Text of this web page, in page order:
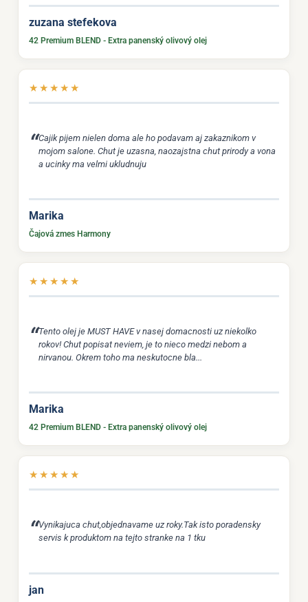
zuzana stefekova
42 Premium BLEND - Extra panenský olivový olej
★ ★ ★ ★ ★
Cajik pijem nielen doma ale ho podavam aj zakaznikom v
mojom salone. Chut je uzasna, naozajstna chut prirody a vona
a ucinky ma velmi ukludnuju
Marika
Čajová zmes Harmony
★ ★ ★ ★ ★
Tento olej je MUST HAVE v nasej domacnosti uz niekolko
rokov! Chut popisat neviem, je to nieco medzi nebom a
nirvanou. Okrem toho ma neskutocne bla...
Marika
42 Premium BLEND - Extra panenský olivový olej
★ ★ ★ ★ ★
Vynikajuca chut,objednavame uz roky.Tak isto poradensky
servis k produktom na tejto stranke na 1 tku
jan